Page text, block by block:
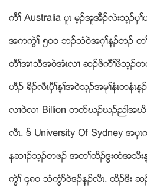
ကီႈ Australia ပူၚ မ့ဥအူအီဥလဲးသ့ဥ
အကကြဲႈ ၅၀၀ ဘဥသံ၀ဲအဂ့ႈန့ဥဘဥ တ
တီႈအ႕သီအ၀ဲအံၚလ႕ ဆဥဖိကီႈဖိသ့ဥတ
ဟီဥ ခိဥလီၚပွီႈန့ႈအ၀ဲသ့ဥအမုႈနံၚတနံၚန့
လ႕၀ဲလ႕ Billion တ၀ဏဃဥဃဥညါအဃိ
လီၚ. ဒ္ University Of Sydney
န့ဆ႕ဥသ့ဥတဖဥ အတႈထိဥဒြးထံအသိး
ကြဲႈ ၄၈၀ သံကြံဏ၀ဲဒဥန့ဥလီၚ. ထိဥဒီး